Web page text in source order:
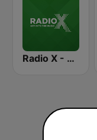
Radio X - London